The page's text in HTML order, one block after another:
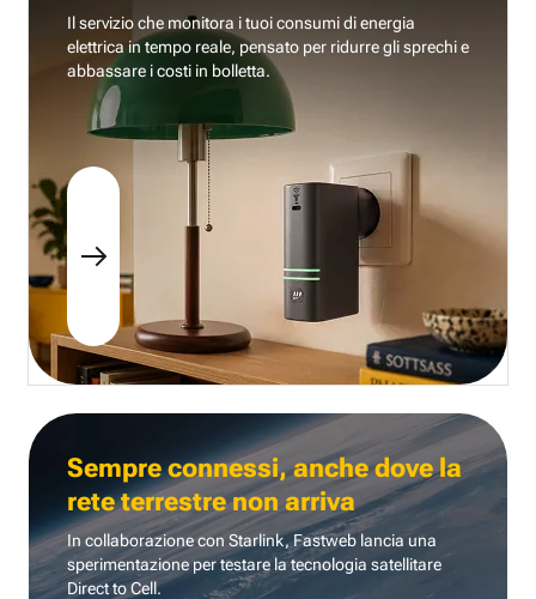
Il servizio che monitora i tuoi consumi di energia
elettrica in tempo reale, pensato per ridurre gli sprechi e
abbassare i costi in bolletta.
Sempre connessi, anche dove la
rete terrestre non arriva
In collaborazione con Starlink, Fastweb lancia una
sperimentazione per testare la tecnologia satellitare
Direct to Cell.